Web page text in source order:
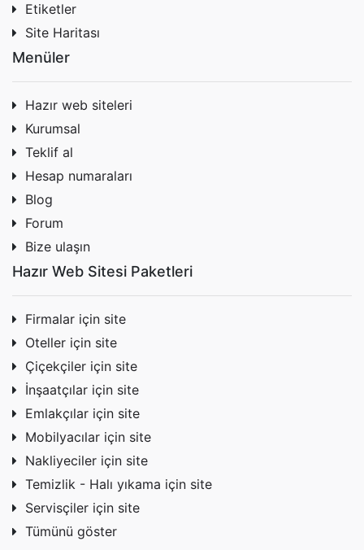
Etiketler
Site Haritası
Menüler
Hazır web siteleri
Kurumsal
Teklif al
Hesap numaraları
Blog
Forum
Bize ulaşın
Hazır Web Sitesi Paketleri
Firmalar için site
Oteller için site
Çiçekçiler için site
İnşaatçılar için site
Emlakçılar için site
Mobilyacılar için site
Nakliyeciler için site
Temizlik - Halı yıkama için site
Servisçiler için site
Tümünü göster